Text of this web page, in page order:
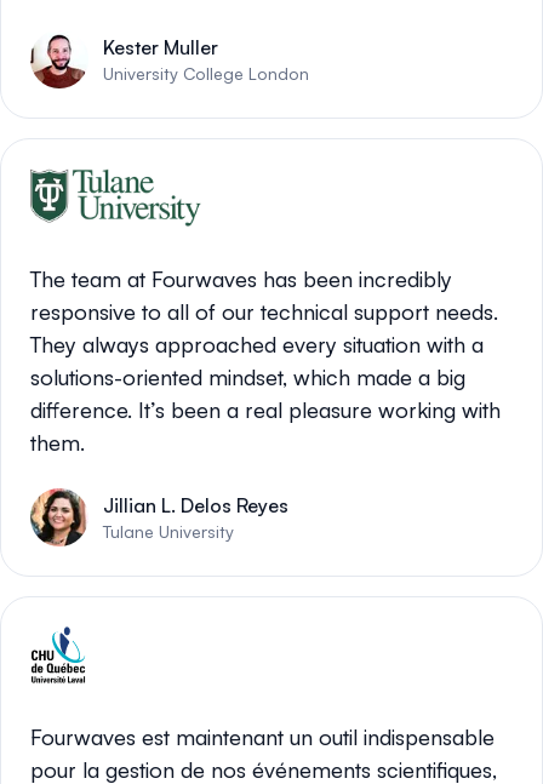
Kester Muller
University College London
The team at Fourwaves has been incredibly
responsive to all of our technical support needs.
They always approached every situation with a
solutions-oriented mindset, which made a big
difference. It’s been a real pleasure working with
them.
Jillian L. Delos Reyes
Tulane University
Fourwaves est maintenant un outil indispensable
pour la gestion de nos événements scientifiques,